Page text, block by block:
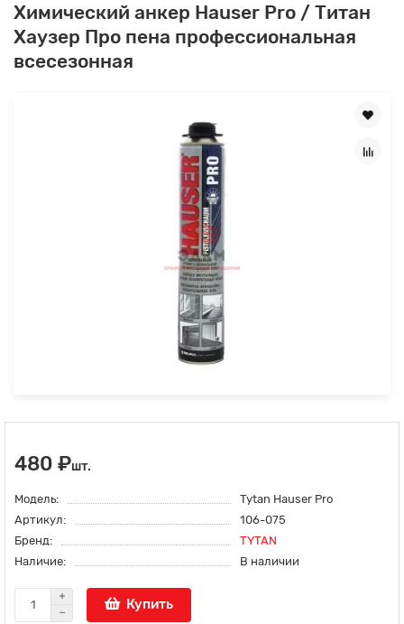
Химический анкер Hauser Pro / Титан
Хаузер Про пена профессиональная
всесезонная
480 ₽шт.
Модель:
Tytan Hauser Pro
Артикул:
106-075
Бренд:
TYTAN
Наличие:
В наличии
Купить